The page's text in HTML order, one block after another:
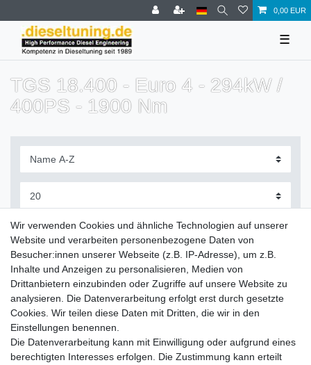
0,00 EUR
☰
TGS 18.400 - Euro 4 - 294kW /
400PS - 1900 Nm
Filter
Zahlung und Versand
Impressum Daten­schutz­erklärung AGB
Wir verwenden Cookies und ähnliche Technologien auf unserer
Website und verarbeiten personenbezogene Daten von
Besucher:innen unserer Webseite (z.B. IP-Adresse), um z.B.
Inhalte und Anzeigen zu personalisieren, Medien von
Drittanbietern einzubinden oder Zugriffe auf unsere Website zu
analysieren. Die Datenverarbeitung erfolgt erst durch gesetzte
Cookies. Wir teilen diese Daten mit Dritten, die wir in den
Einstellungen benennen.
Die Datenverarbeitung kann mit Einwilligung oder aufgrund eines
berechtigten Interesses erfolgen. Die Zustimmung kann erteilt